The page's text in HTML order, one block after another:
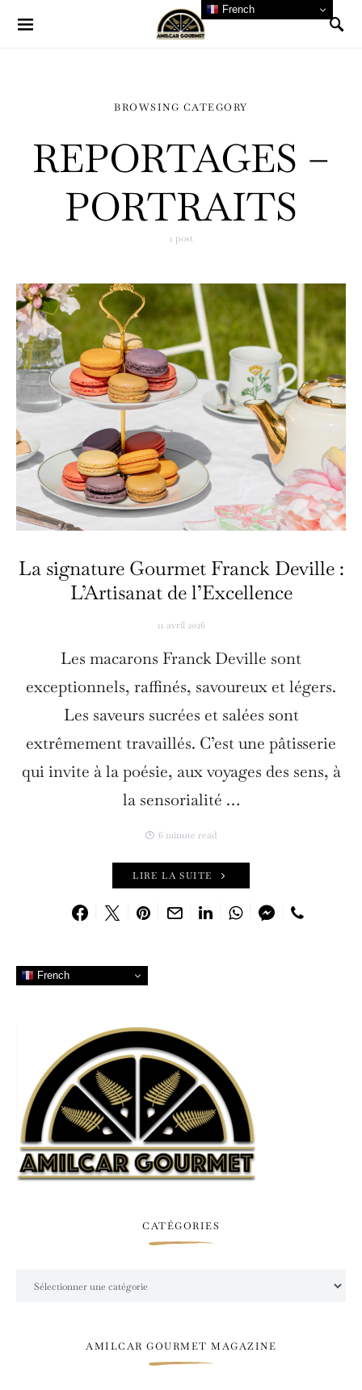
BROWSING CATEGORY
REPORTAGES –
PORTRAITS
1 post
La signature Gourmet Franck Deville :
L’Artisanat de l’Excellence
11 avril 2026
Les macarons Franck Deville sont
exceptionnels, raffinés, savoureux et légers.
Les saveurs sucrées et salées sont
extrêmement travaillés. C’est une pâtisserie
qui invite à la poésie, aux voyages des sens, à
la sensorialité …
6 minute read
LIRE LA SUITE
French
CATÉGORIES
AMILCAR GOURMET MAGAZINE
French